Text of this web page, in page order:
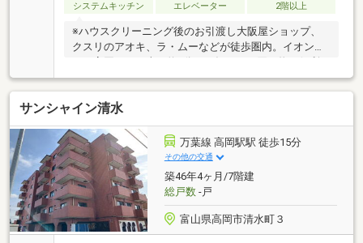
システムキッチン エレベーター 2階以上
※ハウスクリーニング後のお引渡し大阪屋ショップ、
クスリのアオキ、ラ・ムーなどが徒歩圏内。イオンモ
な立地です。幹線道路が近く便利な立地ながら、周辺
は静かで穏やかな住宅街。暮らしやすい住環境が整っ
ています。6階建ての2階部分で、エレベーター・階段
どちらも利用しやすいお部屋です。2018年にリフォー
ム済み。内窓を施工し、断熱性を高めています。
サンシャイン清水
万葉線 高岡駅駅 徒歩15分
その他の交通
築46年4ヶ月/7階建
総戸数-戸
富山県高岡市清水町３